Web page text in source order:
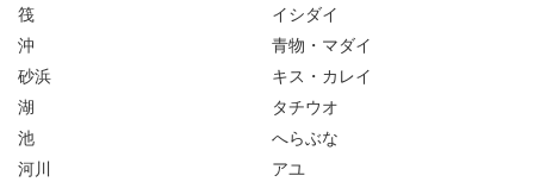
筏
沖
砂浜
湖
池
河川
イシダイ
青物・マダイ
キス・カレイ
タチウオ
へらぶな
アユ